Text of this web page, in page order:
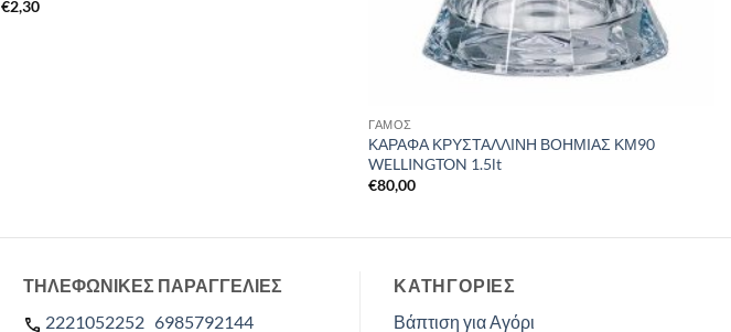
€2,30
ΓΑΜΟΣ
ΚΑΡΑΦΑ ΚΡΥΣΤΑΛΛΙΝΗ ΒΟΗΜΙΑΣ ΚΜ90
WELLINGTON 1.5lt
€80,00
ΤΗΛΕΦΩΝΙΚΕΣ ΠΑΡΑΓΓΕΛΙΕΣ
2221052252 6985792144
ΚΑΤΗΓΟΡΊΕΣ
Βάπτιση για Αγόρι